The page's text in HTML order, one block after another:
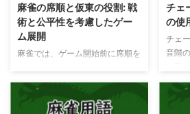
麻雀の席順と仮東の役割: 戦
術と公平性を考慮したゲー
ム展開
麻雀では、ゲーム開始前に席順を
では、席順決定の方法と、仮東
（カリトン）と呼ばれる特別な役
割について説明します。また、麻
チェ
の使
チェ
音階
ーマ
チェ